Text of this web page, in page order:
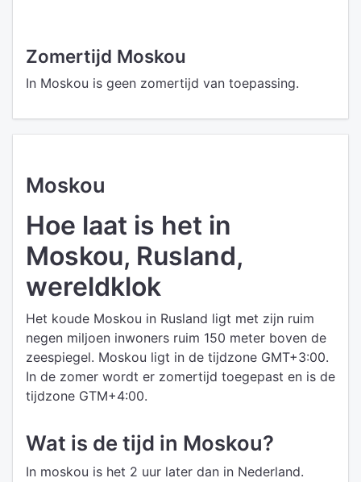
Zomertijd Moskou
In Moskou is geen zomertijd van toepassing.
Moskou
Hoe laat is het in
Moskou, Rusland,
wereldklok
Het koude Moskou in Rusland ligt met zijn ruim
negen miljoen inwoners ruim 150 meter boven de
zeespiegel. Moskou ligt in de tijdzone GMT+3:00.
In de zomer wordt er zomertijd toegepast en is de
tijdzone GTM+4:00.
Wat is de tijd in Moskou?
In moskou is het 2 uur later dan in Nederland.